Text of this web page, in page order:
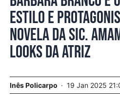
estilo e
novela da SIC.
looks da atriz
Inês Policarpo 19 Jan 2025